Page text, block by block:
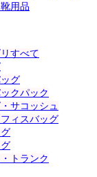
用品
すべて
グ
クパック
サコッシュ
ィスバッグ
トランク